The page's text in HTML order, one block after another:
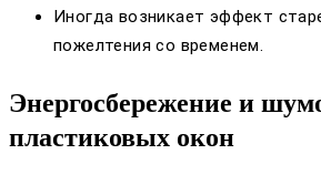
Иногда возникает эффект
пожелтения со временем.
Энергосбережение и
пластиковых окон